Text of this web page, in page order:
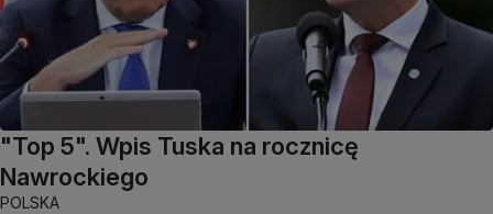
"Top 5". Wpis Tuska na rocznicę
Nawrockiego
POLSKA